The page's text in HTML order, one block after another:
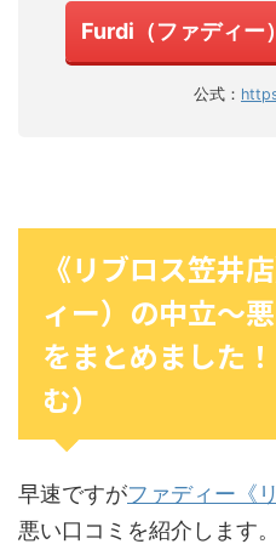
Furdi（ファディー
公式：
《リブロス笠井
ィー）の中立〜
をまとめました
む）
早速ですがファディー《
悪い口コミを紹介します。